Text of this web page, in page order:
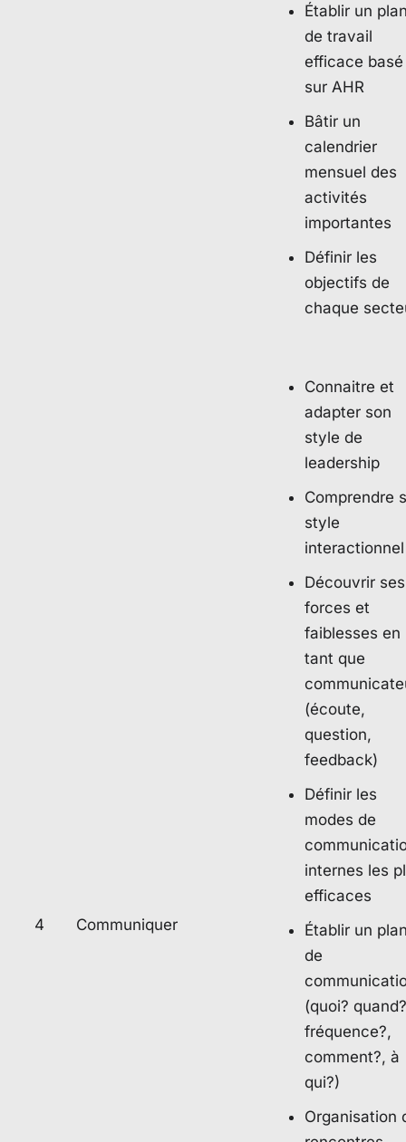
Établir un
de travail
efficace basé
sur AHR
Bâtir un
calendrier
mensuel des
activités
importantes
Définir les
objectifs de
chaque
4 Communiquer
Connaitre et
adapter son
style de
leadership
Comprendre
style
interactionnel
Découvrir ses
forces et
faiblesses en
tant que
(écoute,
question,
feedback)
Définir les
modes de
internes les
efficaces
Établir un
de
(quoi?
fréquence?,
comment?, à
qui?)
Organisation